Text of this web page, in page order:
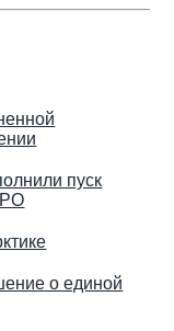
пуск
о единой